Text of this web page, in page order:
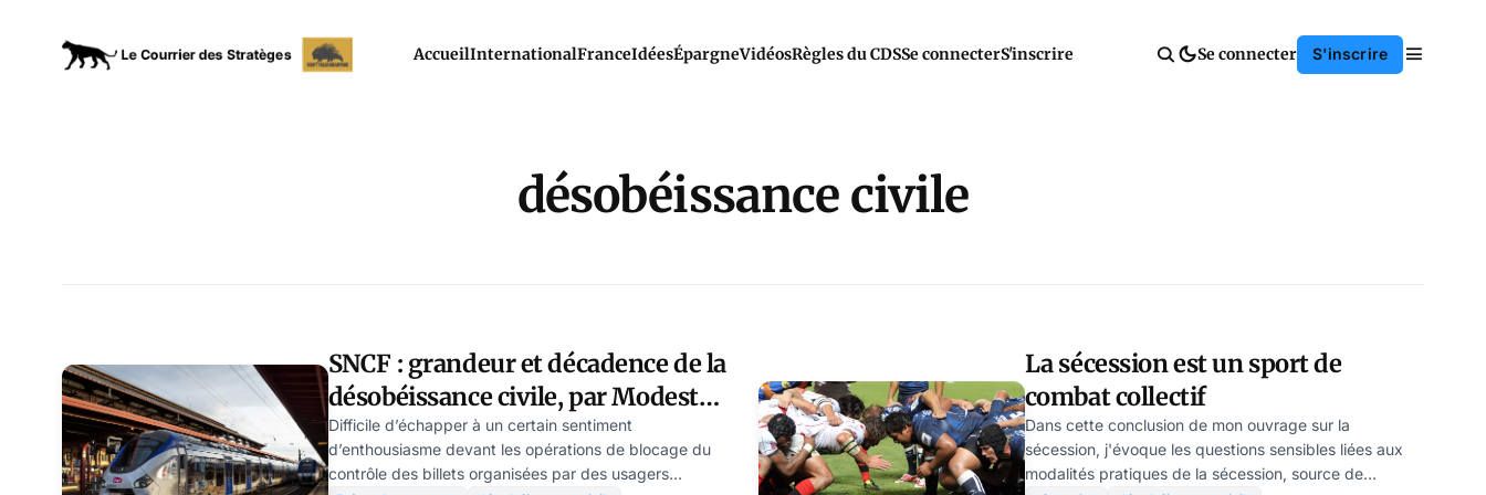
AccueilInternationalFranceIdéesÉpargneVidéosRègles du CDSSe connecterS'inscrire Se connecter S'inscrire
désobéissance civile
SNCF : grandeur et décadence de la
désobéissance civile, par Modeste
Schwartz
Difficile d’échapper à un certain sentiment
d’enthousiasme devant les opérations de blocage du
contrôle des billets organisées par des usagers
La sécession est un sport de
combat collectif
Dans cette conclusion de mon ouvrage sur la
sécession, j'évoque les questions sensibles liées aux
modalités pratiques de la sécession, source de